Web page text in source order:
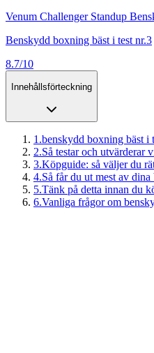
Venum Challenger Standup
Benskydd boxning bäst i test nr.3
8.7/10
Innehållsförteckning
1 .benskydd boxning bäst i
2.Så testar och utvärderar
3.Köpguide: så väljer du
4.Så får du ut mest av
5.Tänk på detta innan du
6.Vanliga frågor om